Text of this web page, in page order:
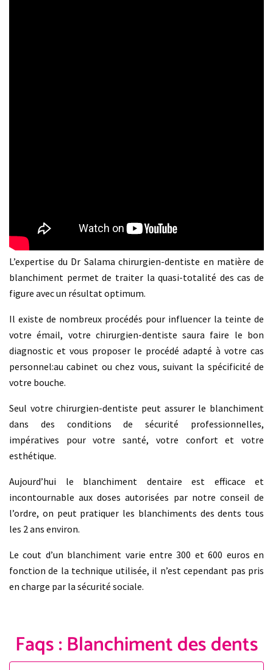
L’expertise du Dr Salama chirurgien-dentiste en matière de
blanchiment permet de traiter la quasi-totalité des cas de
figure avec un résultat optimum.
Il existe de nombreux procédés pour influencer la teinte de
votre émail, votre chirurgien-dentiste saura faire le bon
diagnostic et vous proposer le procédé adapté à votre cas
personnel:au cabinet ou chez vous, suivant la spécificité de
votre bouche.
Seul votre chirurgien-dentiste peut assurer le blanchiment
dans des conditions de sécurité professionnelles,
impératives pour votre santé, votre confort et votre
esthétique.
Aujourd’hui le blanchiment dentaire est efficace et
incontournable aux doses autorisées par notre conseil de
l’ordre, on peut pratiquer les blanchiments des dents tous
les 2 ans environ.
Le cout d’un blanchiment varie entre 300 et 600 euros en
fonction de la technique utilisée, il n’est cependant pas pris
en charge par la sécurité sociale.
Faqs : Blanchiment des dents